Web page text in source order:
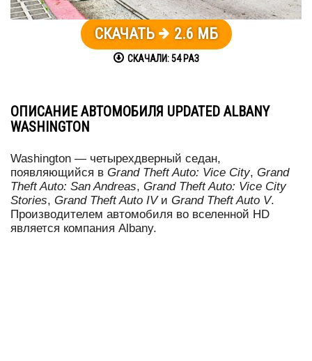
СКАЧАТЬ 2.6 МБ
СКАЧАЛИ:54РАЗ
ОПИСАНИЕ АВТОМОБИЛЯ UPDATED ALBANY
WASHINGTON
Washington — четырехдверный седан,
появляющийся в Grand Theft Auto: Vice City, Grand
Theft Auto: San Andreas, Grand Theft Auto: Vice City
Stories, Grand Theft Auto IVи Grand Theft Auto V.
Производителем автомобиля во вселенной HD
является компания Albany.